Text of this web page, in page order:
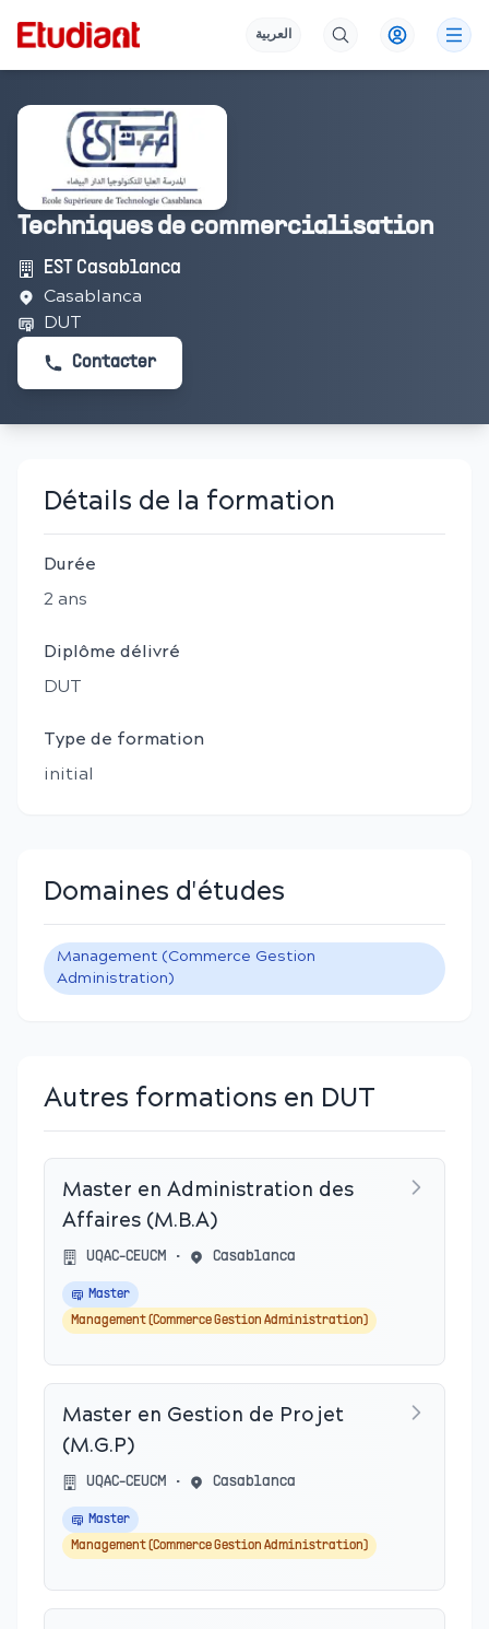
العربية
Techniques de commercialisation
EST Casablanca
Casablanca
DUT
Contacter
Détails de la formation
Durée
2 ans
Diplôme délivré
DUT
Type de formation
initial
Domaines d'études
Management (Commerce Gestion
Administration)
Autres formations en DUT
Master en Administration des
Affaires (M.B.A)
UQAC-CEUCM • Casablanca
Master
Management (Commerce Gestion Administration)
Master en Gestion de Projet
(M.G.P)
UQAC-CEUCM • Casablanca
Master
Management (Commerce Gestion Administration)